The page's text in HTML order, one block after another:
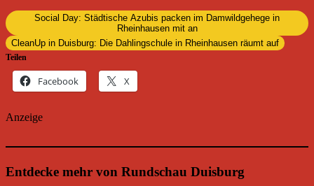
Social Day: Städtische Azubis packen im Damwildgehege in
Rheinhausen mit an
CleanUp in Duisburg: Die Dahlingschule in Rheinhausen räumt auf
Teilen
Facebook X
Anzeige
Entdecke mehr von Rundschau Duisburg